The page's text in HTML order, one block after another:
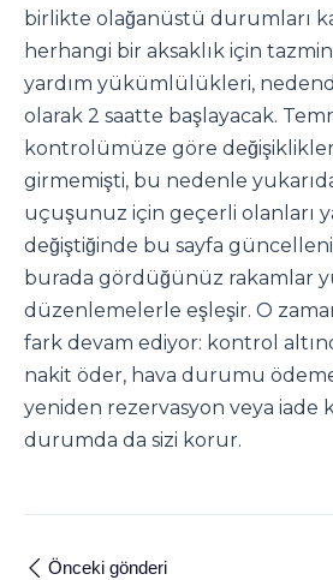
birlikte olağanüstü durumları
herhangi bir aksaklık için
yardım yükümlülükleri,
olarak 2 saatte başlayacak.
kontrolümüze göre
girmemişti, bu nedenle
uçuşunuz için geçerli olanları
değiştiğinde bu sayfa
burada gördüğünüz rakamlar
düzenlemelerle eşleşir. O
fark devam ediyor: kontrol
nakit öder, hava durumu
yeniden rezervasyon veya iade
durumda da sizi korur.
Önceki gönderi